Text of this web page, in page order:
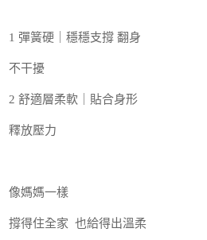
1 彈簧硬｜穩穩支撐 翻身
不干擾
2 舒適層柔軟｜貼合身形
釋放壓力
像媽媽一樣
撐得住全家 也給得出溫柔